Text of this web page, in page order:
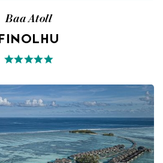
Baa Atoll
FINOLHU